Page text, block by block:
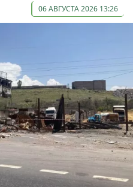
06 АВГУСТА 2026 13:26